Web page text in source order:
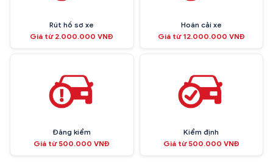
Rút hồ sơ xe
Giá từ 2.000.000 VNĐ
Hoán cải xe
Giá từ 12.000.000 VNĐ
Đăng kiểm
Giá từ 500.000 VNĐ
Kiểm định
Giá từ 500.000 VNĐ